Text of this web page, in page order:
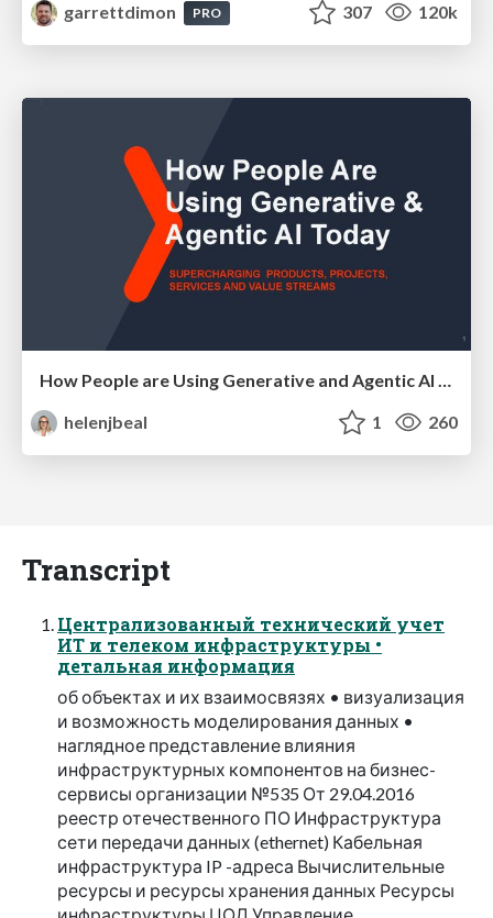
garrettdimon
PRO 307 120k
helenjbeal
1 260
Transcript
Централизованный технический учет
ИТ и телеком инфраструктуры •
детальная информация
об объектах и их взаимосвязях • визуализация
и возможность моделирования данных •
наглядное представление влияния
инфраструктурных компонентов на бизнес-
сервисы организации №535 От 29.04.2016
реестр отечественного ПО Инфраструктура
сети передачи данных (ethernet) Кабельная
инфраструктура IP -адреса Вычислительные
ресурсы и ресурсы хранения данных Ресурсы
инфраструктуры ЦОД Управление